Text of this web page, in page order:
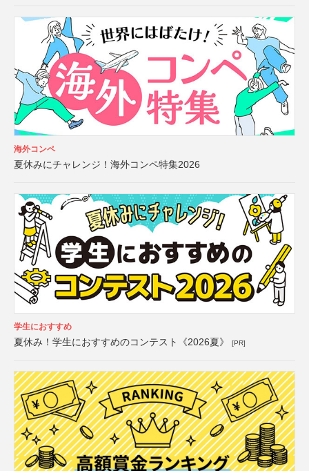
海外コンペ
夏休みにチャレンジ！海外コンペ特集2026
学生におすすめ
夏休み！学生におすすめのコンテスト《2026夏》 [PR]